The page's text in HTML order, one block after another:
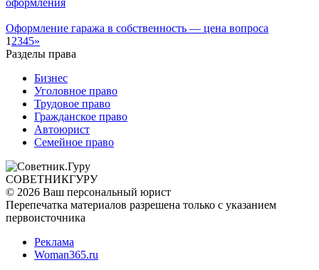
Оформление гаража в собственность — цена вопроса
1 2345»
Разделы права
Бизнес
Уголовное право
Трудовое право
Гражданское право
Автоюрист
Семейное право
СОВЕТНИКГУРУ
© 2026 Ваш персональный юрист
Перепечатка материалов разрешена только с указанием
первоисточника
Реклама
Woman365.ru